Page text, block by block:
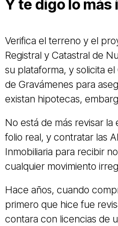
Y te digo lo
Verifica el terreno y el
Registral y Catastral de
su plataforma, y solicita
de Gravámenes para
existan hipotecas,
No está de más revisar la
folio real, y contratar las
Inmobiliaria para recibir
cualquier movimiento
Hace años, cuando
primero que hice fue
contara con licencias de